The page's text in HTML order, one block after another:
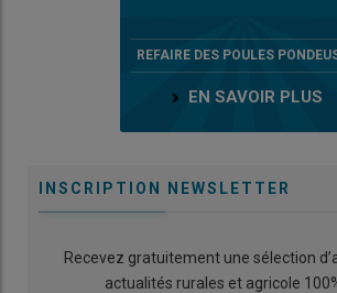
REFAIRE DES POULES
EN SAVOIR PLUS
INSCRIPTION NEWSLETTER
Recevez gratuitement une sélection
actualités rurales et agricole